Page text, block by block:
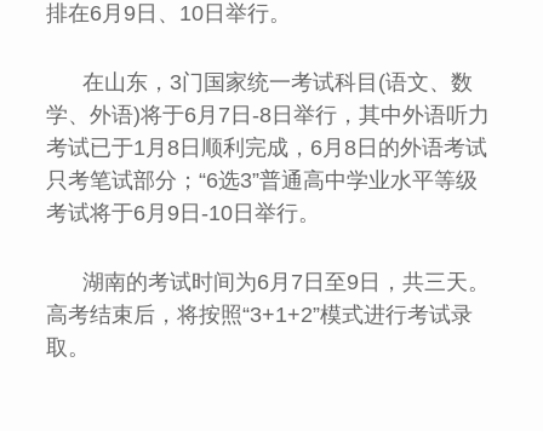
排在6月9日、10日举行。
在山东，3门国家统一考试科目(语文、数
学、外语)将于6月7日-8日举行，其中外语听力
考试已于1月8日顺利完成，6月8日的外语考试
只考笔试部分；“6选3”普通高中学业水平等级
考试将于6月9日-10日举行。
湖南的考试时间为6月7日至9日，共三天。
高考结束后，将按照“3+1+2”模式进行考试录
取。